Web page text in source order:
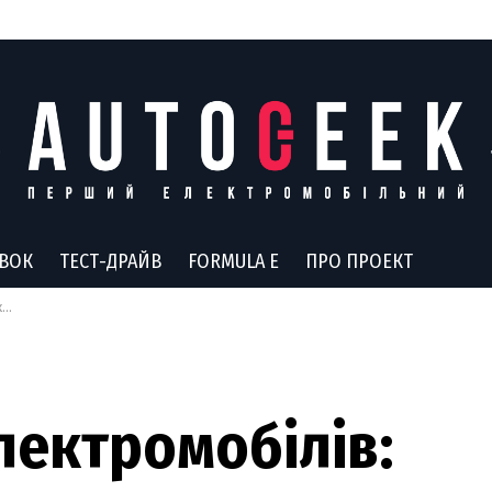
ТЕСТ-ДРАЙВ FORMULA E ПРО ПРОЕКТ